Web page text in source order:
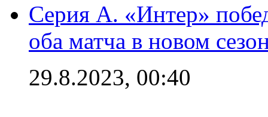
Серия А. «Интер»
оба матча в новом
29.8.2023, 00:40